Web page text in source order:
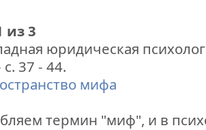
из 3
юридическая
37 - 44.
мифа
термин "миф", и в